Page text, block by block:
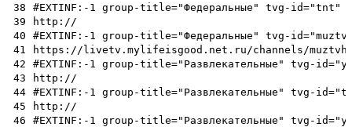
38
#EXTINF:-1 group-title="Федеральные" tvg-id="tnt"
39
http://
40
#EXTINF:-1 group-title="Федеральные" tvg-
41
https://livetv.mylifeisgood.net.ru/channels/
42
#EXTINF:-1 group-title="Развлекательные" tvg-
43
http://
44 #EXTINF:-1 group-title="Развлекательные" tvg-
45
http://
46
#EXTINF:-1 group-title="Развлекательные" tvg-